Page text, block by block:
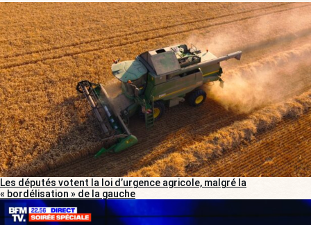
Les députés votent la loi d’urgence agricole, malgré la
« bordélisation » de la gauche